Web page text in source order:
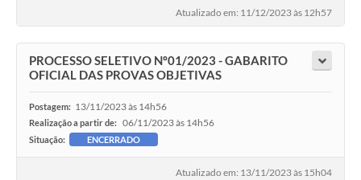
Atualizado em: 11/12/2023 às 12h57
PROCESSO SELETIVO Nº01/2023 - GABARITO
OFICIAL DAS PROVAS OBJETIVAS
Postagem: 13/11/2023 às 14h56
Realização a partir de: 06/11/2023 às 14h56
Situação: ENCERRADO
Atualizado em: 13/11/2023 às 15h04